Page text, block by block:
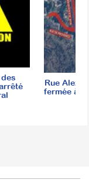
Rue
fermée à